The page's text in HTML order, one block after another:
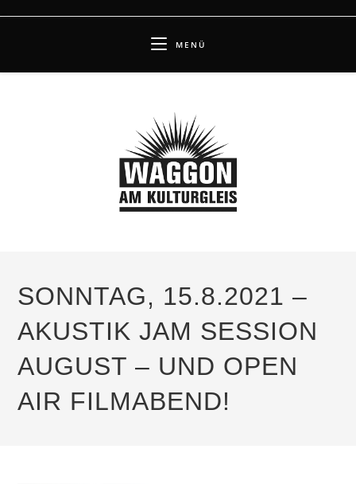
MENÜ
SONNTAG, 15.8.2021 –
AKUSTIK JAM SESSION
AUGUST – UND OPEN
AIR FILMABEND!